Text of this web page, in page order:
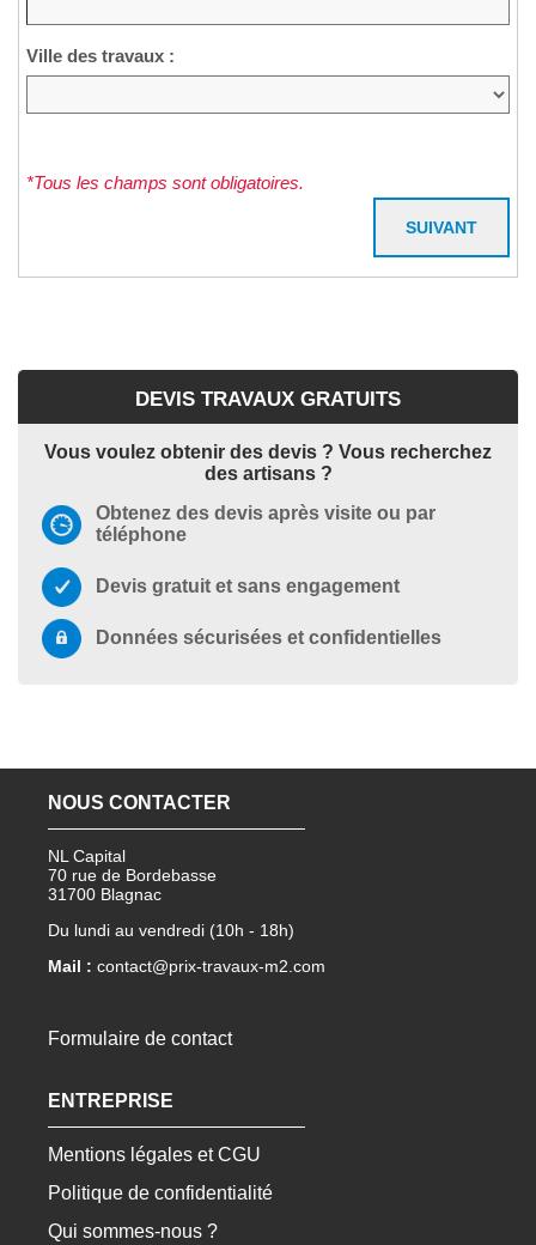
Ville des travaux :
*Tous les champs sont obligatoires.
DEVIS TRAVAUX GRATUITS
Vous voulez obtenir des devis ? Vous recherchez
des artisans ?
Obtenez des devis après visite ou par
téléphone
Devis gratuit et sans engagement
Données sécurisées et confidentielles
NOUS CONTACTER
NL Capital
70 rue de Bordebasse
31700 Blagnac
Du lundi au vendredi (10h - 18h)
Mail : contact@prix-travaux-m2.com
Formulaire de contact
ENTREPRISE
Mentions légales et CGU
Politique de confidentialité
Qui sommes-nous ?